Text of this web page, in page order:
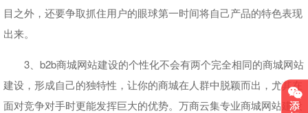
目之外，还要争取抓住用户的眼球第一时间将自己产品的特色表现
出来。
3、b2b商城网站建设的个性化不会有两个完全相同的商城网站
建设，形成自己的独特性，让你的商城在人群中脱颖而出，尤其在
面对竞争对手时更能发挥巨大的优势。万商云集专业商城网站建设